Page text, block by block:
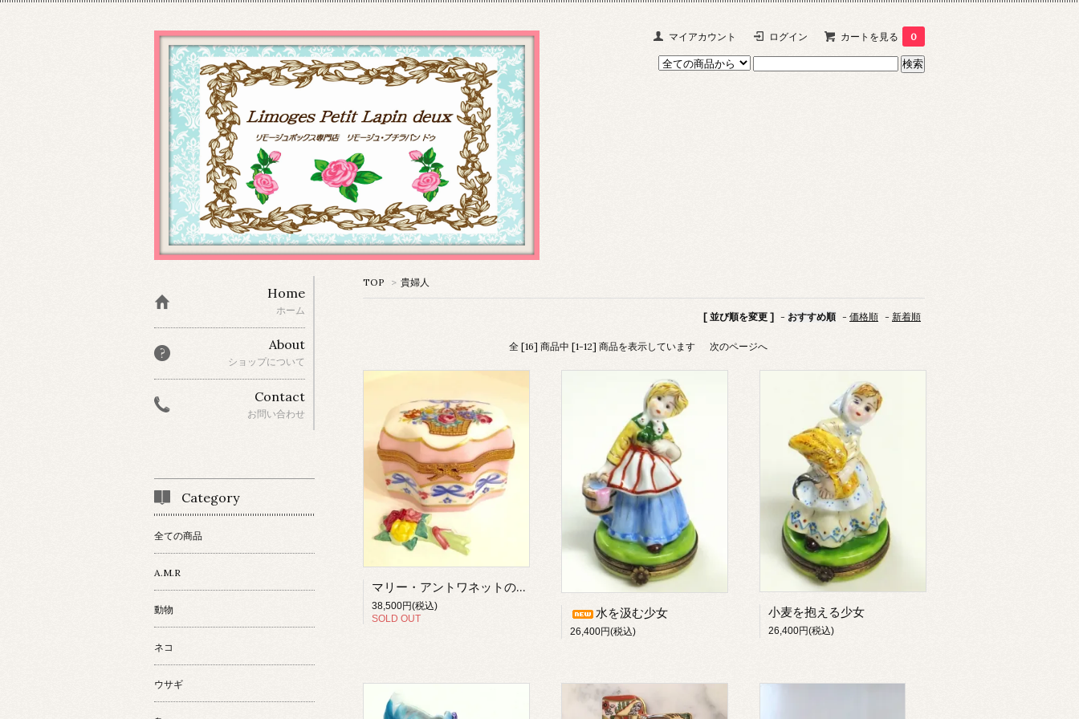
マイアカウント ログイン カートを見る 0
TOP > 貴婦人
[ 並び順を変更 ] - おすすめ順 - 価格順 - 新着順
全 [16] 商品中 [1-12] 商品を表示しています 次のページへ
マリー・アントワネットの花篭の小箱
38,500円(税込)
SOLD OUT
水を汲む少女
26,400円(税込)
小麦を抱える少女
26,400円(税込)
Home
ホーム
About
ショップについて
Contact
お問い合わせ
Category
全ての商品
A.M.R
動物
ネコ
ウサギ